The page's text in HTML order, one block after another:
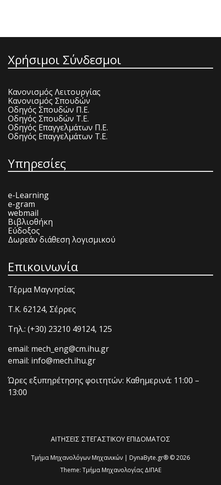
Χρήσιμοι Σύνδεσμοι
Κανονισμός Λειτουργίας
Κανονισμός Σπουδών
Οδηγός Σπουδών Π.Ε.
Οδηγός Σπουδών Τ.Ε.
Οδηγός Επαγγελμάτων Π.Ε.
Οδηγός Επαγγελμάτων Τ.Ε.
Υπηρεσίες
e-Learning
e-gram
webmail
Βιβλιοθήκη
Εύδοξος
Δωρεάν διάθεση λογισμικού
Επικοινωνία
Τέρμα Μαγνησίας
T.K. 62124, Σέρρες
Τηλ.: (+30) 23210 49124, 125
email: mech_eng@cm.ihu.gr
email: info@mech.ihu.gr
Ώρες εξυπηρέτησης φοιτητών: Καθημερινά: 11:00 –
13:00
ΑΙΤΗΣΕΙΣ ΣΤΕΓΑΣΤΙΚΟΥ ΕΠΙΔΟΜΑΤΟΣ
Τμήμα Μηχανολόγων Μηχανικών | DynaByte.gr® © 2026
Theme: Τμήμα Μηχανολογίας ΔΙΠΑΕ